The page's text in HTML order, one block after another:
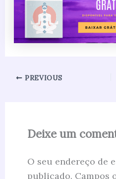
PREVIOUS
Deixe um
O seu endereço de
publicado. Campos